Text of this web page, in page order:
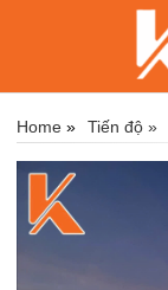
Home » Tiến độ »